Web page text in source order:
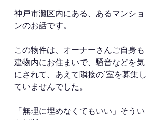
神戸市灘区内にある、あるマンショ
ンのお話です。
この物件は、オーナーさんご自身も
建物内にお住まいで、騒音などを気
にされて、あえて隣接の1室を募集し
ていませんでした。
「無理に埋めなくてもいい」そうい